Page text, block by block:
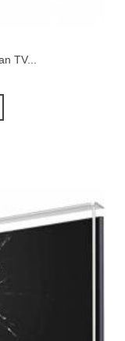
TV...